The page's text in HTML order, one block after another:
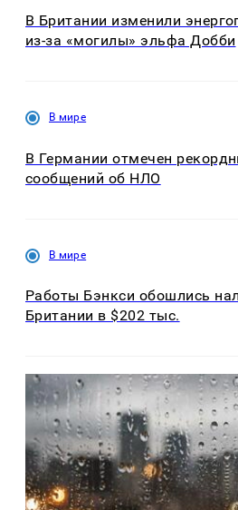
В Британии изменили
из-за «могилы» эльфа Добби
В мире
В Германии отмечен
сообщений об НЛО
В мире
Работы Бэнкси обошлись
Британии в $202 тыс.